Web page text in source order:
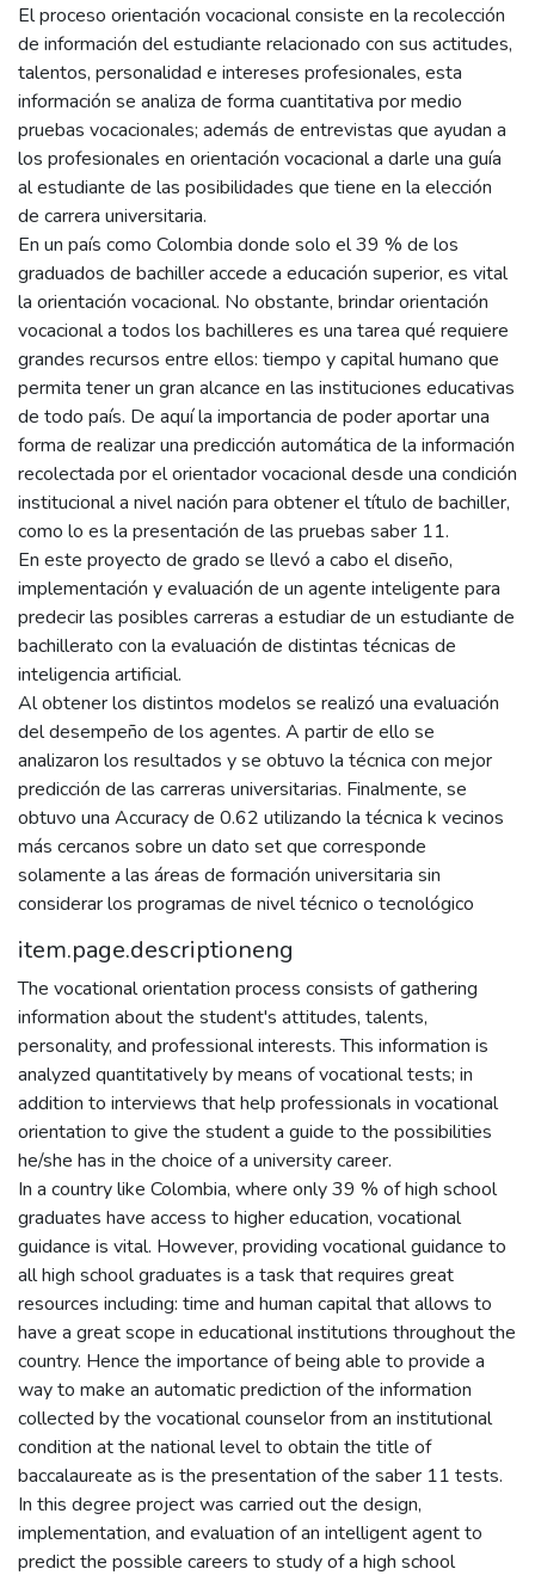
El proceso orientación vocacional consiste en la recolección
de información del estudiante relacionado con sus actitudes,
talentos, personalidad e intereses profesionales, esta
información se analiza de forma cuantitativa por medio
pruebas vocacionales; además de entrevistas que ayudan a
los profesionales en orientación vocacional a darle una guía
al estudiante de las posibilidades que tiene en la elección
de carrera universitaria.
En un país como Colombia donde solo el 39 % de los
graduados de bachiller accede a educación superior, es vital
la orientación vocacional. No obstante, brindar orientación
vocacional a todos los bachilleres es una tarea qué requiere
grandes recursos entre ellos: tiempo y capital humano que
permita tener un gran alcance en las instituciones educativas
de todo país. De aquí la importancia de poder aportar una
forma de realizar una predicción automática de la información
recolectada por el orientador vocacional desde una condición
institucional a nivel nación para obtener el título de bachiller,
como lo es la presentación de las pruebas saber 11.
En este proyecto de grado se llevó a cabo el diseño,
implementación y evaluación de un agente inteligente para
predecir las posibles carreras a estudiar de un estudiante de
bachillerato con la evaluación de distintas técnicas de
inteligencia artificial.
Al obtener los distintos modelos se realizó una evaluación
del desempeño de los agentes. A partir de ello se
analizaron los resultados y se obtuvo la técnica con mejor
predicción de las carreras universitarias. Finalmente, se
obtuvo una Accuracy de 0.62 utilizando la técnica k vecinos
más cercanos sobre un dato set que corresponde
solamente a las áreas de formación universitaria sin
considerar los programas de nivel técnico o tecnológico
item.page.descriptioneng
The vocational orientation process consists of gathering
information about the student's attitudes, talents,
personality, and professional interests. This information is
analyzed quantitatively by means of vocational tests; in
addition to interviews that help professionals in vocational
orientation to give the student a guide to the possibilities
he/she has in the choice of a university career.
In a country like Colombia, where only 39 % of high school
graduates have access to higher education, vocational
guidance is vital. However, providing vocational guidance to
all high school graduates is a task that requires great
resources including: time and human capital that allows to
have a great scope in educational institutions throughout the
country. Hence the importance of being able to provide a
way to make an automatic prediction of the information
collected by the vocational counselor from an institutional
condition at the national level to obtain the title of
baccalaureate as is the presentation of the saber 11 tests.
In this degree project was carried out the design,
implementation, and evaluation of an intelligent agent to
predict the possible careers to study of a high school